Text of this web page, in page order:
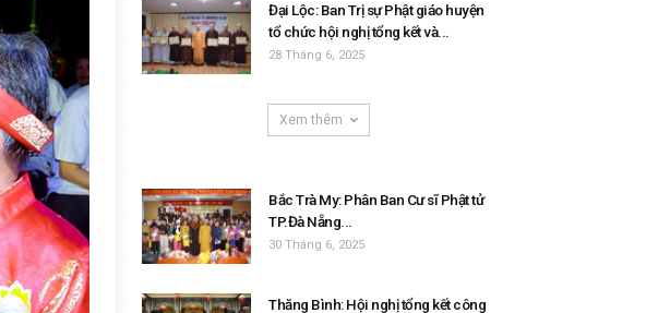
Đại Lộc: Ban Trị sự Phật giáo huyện
tổ chức hội nghị tổng kết và...
28 Tháng 6, 2025
Xem thêm
Bắc Trà My: Phân Ban Cư sĩ Phật tử
TP.Đà Nẵng...
30 Tháng 6, 2025
Thăng Bình: Hội nghị tổng kết công